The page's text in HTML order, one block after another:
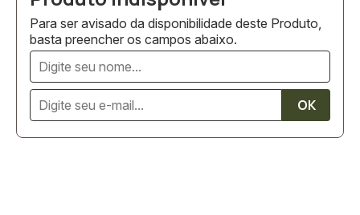
Para ser avisado da disponibilidade deste Produto,
basta preencher os campos abaixo.